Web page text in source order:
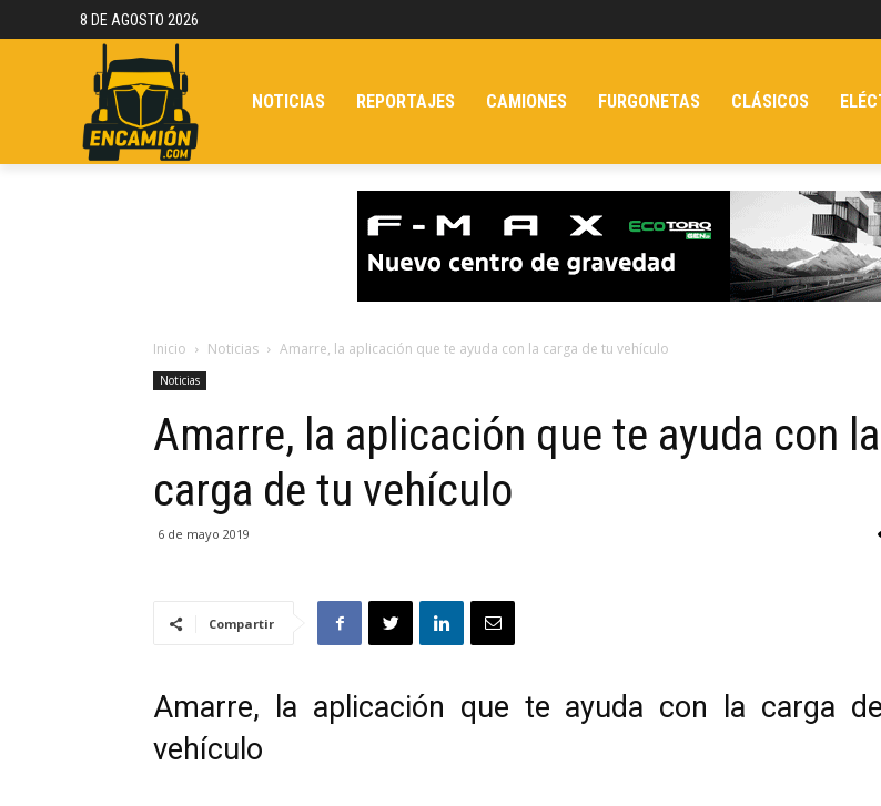
8 DE AGOSTO 2026
NOTICIAS REPORTAJES CAMIONES FURGONETAS CLÁSICOS
Inicio Noticias Amarre, la aplicación que te ayuda con la carga de tu vehículo
Noticias
Amarre, la aplicación que te ayuda con la
carga de tu vehículo
6 de mayo 2019
Compartir
Amarre, la aplicación que te ayuda con la carga
vehículo